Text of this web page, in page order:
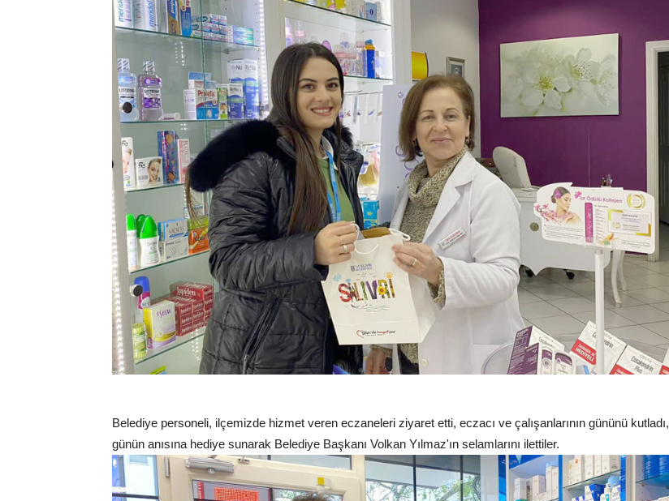
Belediye personeli, ilçemizde hizmet veren eczaneleri ziyaret etti, eczacı ve çalışanlarının gününü kutladı,
günün anısına hediye sunarak Belediye Başkanı Volkan Yılmaz'ın selamlarını ilettiler.